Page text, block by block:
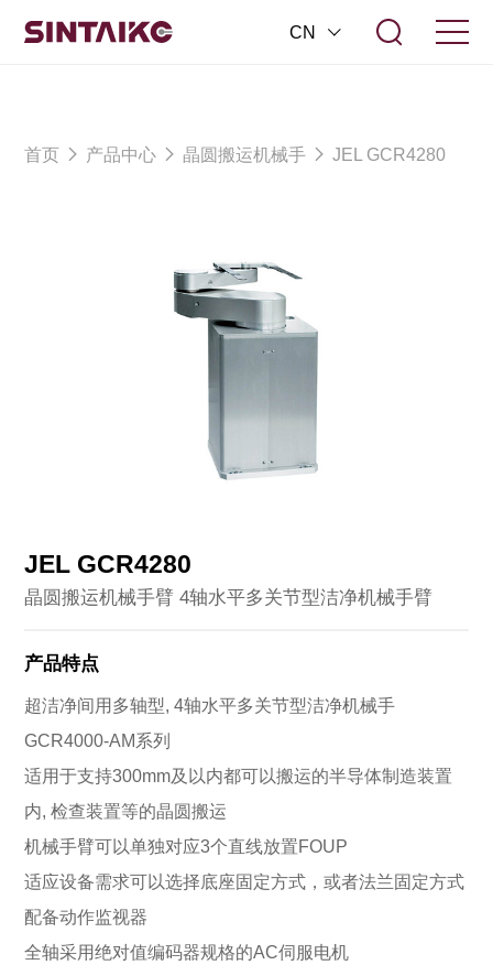
CN
首页 产品中心 晶圆搬运机械手 JEL GCR4280
JEL GCR4280
晶圆搬运机械手臂 4轴水平多关节型洁净机械手臂
产品特点
超洁净间用多轴型, 4轴水平多关节型洁净机械手
GCR4000-AM系列
适用于支持300mm及以内都可以搬运的半导体制造装置
内, 检查装置等的晶圆搬运
机械手臂可以单独对应3个直线放置FOUP
适应设备需求可以选择底座固定方式，或者法兰固定方式
配备动作监视器
全轴采用绝对值编码器规格的AC伺服电机